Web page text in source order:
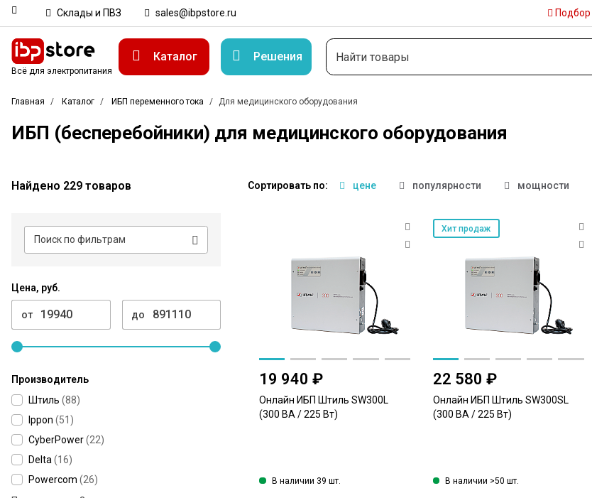
Склады и ПВЗ sales@ibpstore.ru Подбор
Всё для электропитания
Каталог Решения
Главная Каталог ИБП переменного тока Для медицинского оборудования
ИБП (бесперебойники) для медицинского оборудования
Найдено 229 товаров Сортировать по: цене популярности мощности
Цена, руб.
от до
Производитель
Штиль (88)
Ippon (51 )
CyberPower(22)
Delta (16)
Powercom (26)
19 940 ₽
Онлайн ИБП Штиль SW300L
(300 ВА / 225 Вт)
В наличии 39 шт.
Хит продаж
22 580 ₽
Онлайн ИБП Штиль SW300SL
(300 ВА / 225 Вт)
В наличии >50 шт.